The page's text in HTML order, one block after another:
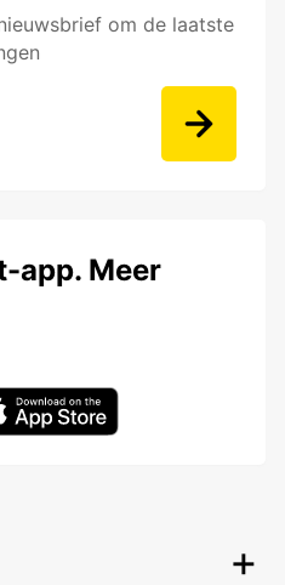
om de laatste
app. Meer